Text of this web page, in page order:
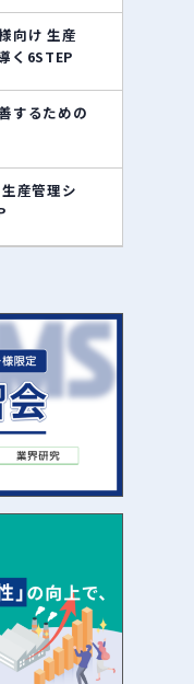
向け 生産
く6STEP
するための
産管理シ